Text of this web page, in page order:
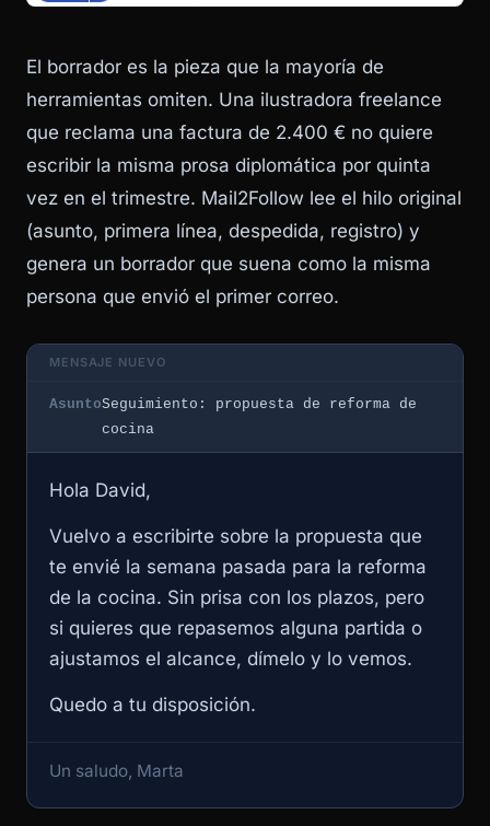
El borrador es la pieza que la mayoría de
herramientas omiten. Una ilustradora freelance
que reclama una factura de 2.400 € no quiere
escribir la misma prosa diplomática por quinta
vez en el trimestre. Mail2Follow lee el hilo original
(asunto, primera línea, despedida, registro) y
genera un borrador que suena como la misma
persona que envió el primer correo.
MENSAJE NUEVO
AsuntoSeguimiento: propuesta de reforma de
cocina
Hola David,
Vuelvo a escribirte sobre la propuesta que
te envié la semana pasada para la reforma
de la cocina. Sin prisa con los plazos, pero
si quieres que repasemos alguna partida o
ajustamos el alcance, dímelo y lo vemos.
Quedo a tu disposición.
Un saludo, Marta